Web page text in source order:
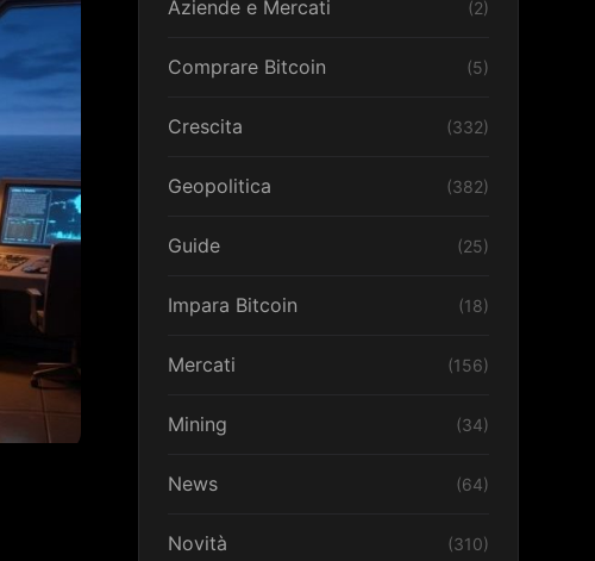
Aziende e Mercati (2)
Comprare Bitcoin (5)
Crescita (332)
Geopolitica (382)
Guide (25)
Impara Bitcoin (18)
Mercati (156)
Mining (34)
News (64)
Novità (310)